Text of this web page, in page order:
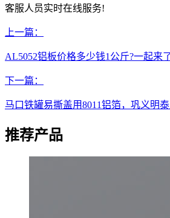
客服人员实时在线服务!
上一篇：
AL5052铝板价格多少钱1公斤?一起来
下一篇：
马口铁罐易撕盖用8011铝箔，巩义明泰
推荐产品